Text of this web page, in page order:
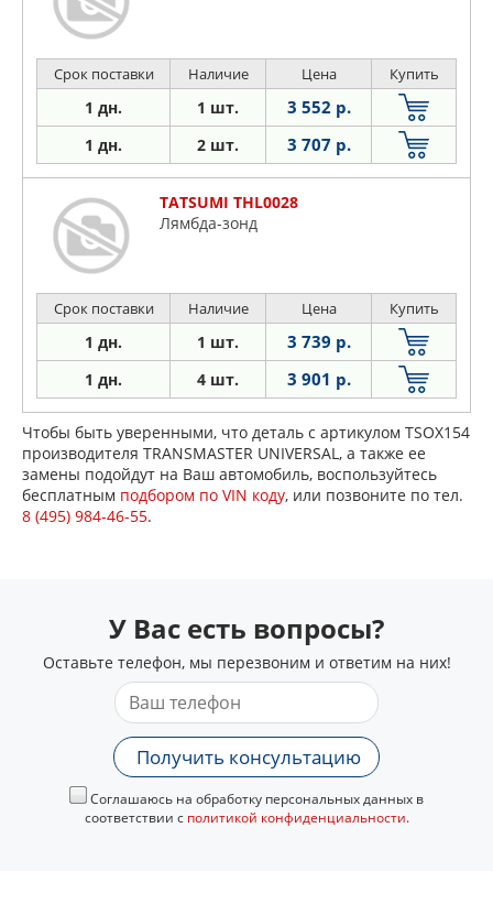
Срок поставки Наличие Цена Купить
1 дн. 1 шт. 3 552 р.
1 дн. 2 шт. 3 707 р.
TATSUMI THL0028
Лямбда-зонд
Срок поставки Наличие Цена Купить
1 дн. 1 шт. 3 739 р.
1 дн. 4 шт. 3 901 р.
Чтобы быть уверенными, что деталь с артикулом TSOX154
производителя TRANSMASTER UNIVERSAL, а также ее
замены подойдут на Ваш автомобиль, воспользуйтесь
бесплатным подбором по VIN коду, или позвоните по тел.
8 (495) 984-46-55.
У Вас есть вопросы?
Оставьте телефон, мы перезвоним и ответим на них!
Получить консультацию
Соглашаюсь на обработку персональных данных в
соответствии с политикой конфиденциальности.